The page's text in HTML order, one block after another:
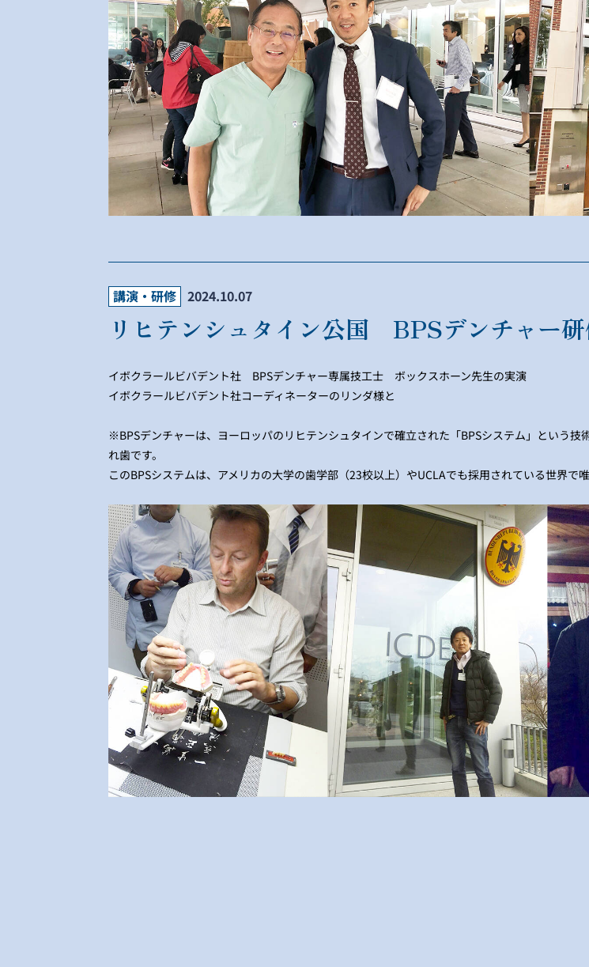
講演・研修 2024.10.07
リヒテンシュタイン公国 BPSデンチャー
イボクラールビバデント社 BPSデンチャー専属技工士 ボックスホーン先生の実演
イボクラールビバデント社コーディネーターのリンダ様と
※BPSデンチャーは、ヨーロッパのリヒテンシュタインで確立された「BPSシステム」という技
れ歯です。
このBPSシステムは、アメリカの大学の歯学部（23校以上）やUCLAでも採用されている世界で唯